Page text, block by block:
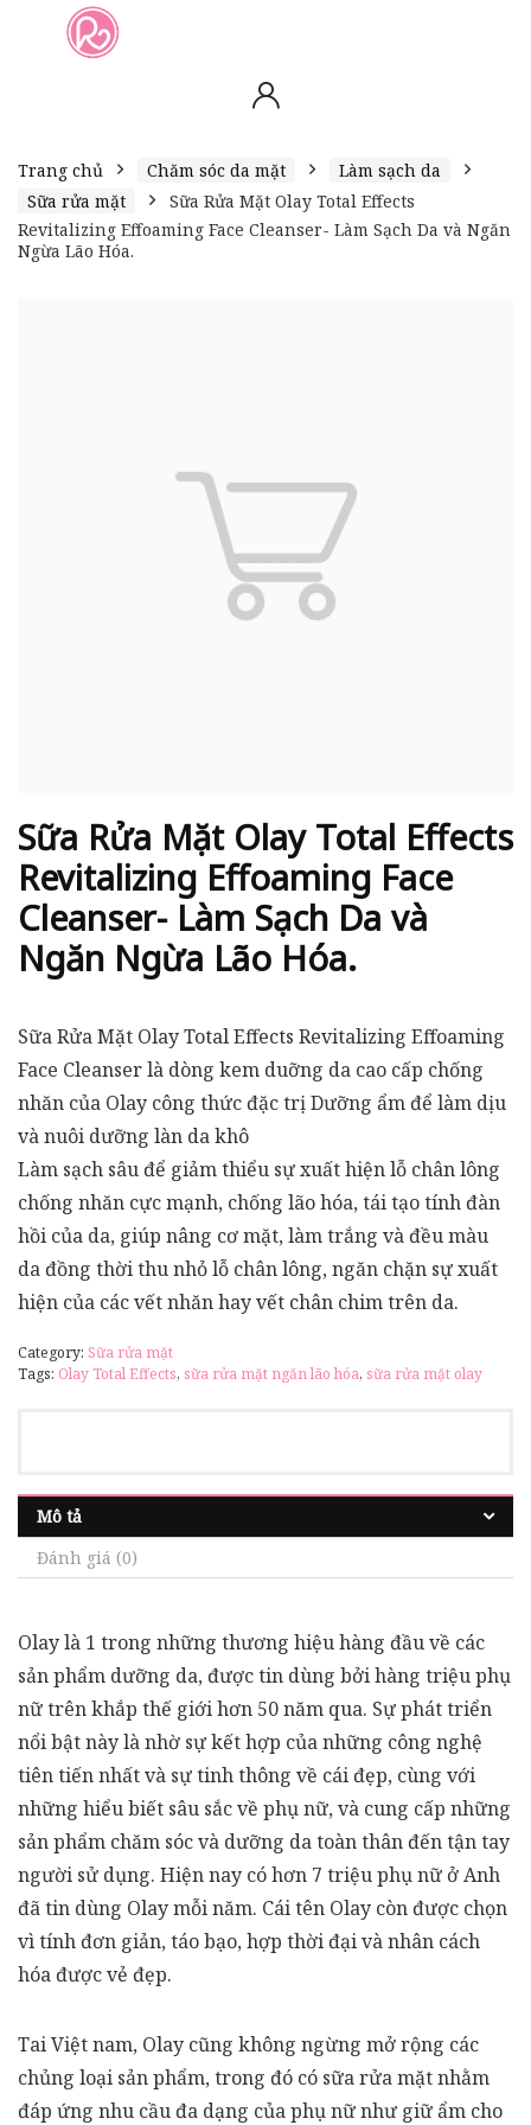
Trang chủ Chăm sóc da mặt
Làm sạch da
Sữa rửa mặt
Sữa Rửa Mặt Olay Total Effects
Revitalizing Effoaming Face Cleanser- Làm Sạch Da và Ngăn
Ngừa Lão Hóa.
Sữa Rửa Mặt Olay Total Effects
Revitalizing Effoaming Face
Cleanser- Làm Sạch Da và
Ngăn Ngừa Lão Hóa.
Sữa Rửa Mặt Olay Total Effects Revitalizing Effoaming
Face Cleanser là dòng kem duỡng da cao cấp chống
nhăn của Olay công thức đặc trị Dưỡng ẩm để làm dịu
và nuôi dưỡng làn da khô
Làm sạch sâu để giảm thiểu sự xuất hiện lỗ chân lông
chống nhăn cực mạnh, chống lão hóa, tái tạo tính đàn
hồi của da, giúp nâng cơ mặt, làm trắng và đều màu
da đồng thời thu nhỏ lỗ chân lông, ngăn chặn sự xuất
hiện của các vết nhăn hay vết chân chim trên da.
Category: Sữa rửa mặt
Tags: Olay Total Effects, sữa rửa mặt ngăn lão hóa, sữa rửa mặt olay
Mô tả
Đánh giá (0)
Olay là 1 trong những thương hiệu hàng đầu về các
sản phẩm dưỡng da, được tin dùng bởi hàng triệu phụ
nữ trên khắp thế giới hơn 50 năm qua. Sự phát triển
nổi bật này là nhờ sự kết hợp của những công nghệ
tiên tiến nhất và sự tinh thông về cái đẹp, cùng với
những hiểu biết sâu sắc về phụ nữ, và cung cấp những
sản phẩm chăm sóc và dưỡng da toàn thân đến tận tay
người sử dụng. Hiện nay có hơn 7 triệu phụ nữ ở Anh
đã tin dùng Olay mỗi năm. Cái tên Olay còn được chọn
vì tính đơn giản, táo bạo, hợp thời đại và nhân cách
hóa được vẻ đẹp.
Tai Việt nam, Olay cũng không ngừng mở rộng các
chủng loại sản phẩm, trong đó có sữa rửa mặt nhằm
đáp ứng nhu cầu đa dạng của phụ nữ như giữ ẩm cho